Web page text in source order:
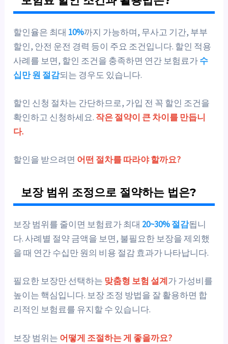
할인율은 최대 10%까지 가능하며, 무사고 기간, 부부
할인, 안전 운전 경력 등이 주요 조건입니다. 할인 적용
사례를 보면, 할인 조건을 충족하면 연간 보험료가수
십만 원 절감되는 경우도 있습니다.
할인 신청 절차는 간단하므로, 가입 전 꼭 할인 조건을
확인하고 신청하세요. 작은 절약이 큰 차이를 만듭니
다.
할인을 받으려면 어떤 절차를 따라야 할까요?
보장 범위 조정으로 절약하는 법은?
보장 범위를 줄이면 보험료가 최대 20~30% 절감됩니
다. 사례별 절약 금액을 보면, 불필요한 보장을 제외했
을 때 연간 수십만 원의 비용 절감 효과가 나타납니다.
필요한 보장만 선택하는 맞춤형 보험 설계가 가성비를
높이는 핵심입니다. 보장 조정 방법을 잘 활용하면 합
리적인 보험료를 유지할 수 있습니다.
보장 범위는 어떻게 조절하는 게 좋을까요?